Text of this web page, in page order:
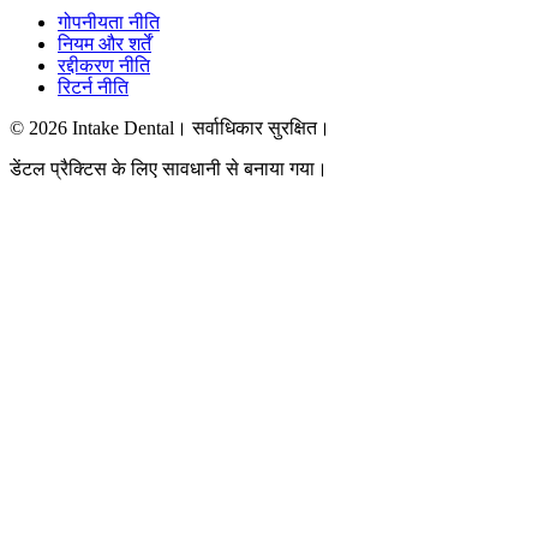
गोपनीयता नीति
नियम और शर्तें
रद्दीकरण नीति
रिटर्न नीति
© 2026 Intake Dental। सर्वाधिकार सुरक्षित।
डेंटल प्रैक्टिस के लिए सावधानी से बनाया गया।